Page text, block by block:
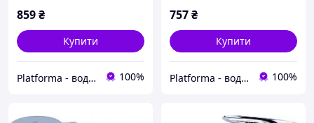
859₴
Купити
Platforma - водопостачання, опалення та каналізація - обладнання та комплектуючі 100%
757₴
Купити
Platforma - водопостачання, опалення та каналізація - обладнання та комплектуючі 100%